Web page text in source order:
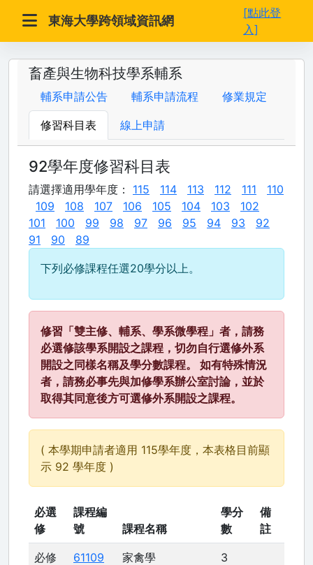
東海大學跨領域資訊網
[點此登
入]
畜產與生物科技學系輔系
輔系申請公告 輔系申請流程 修業規定
修習科目表 線上申請
92學年度修習科目表
請選擇適用學年度： 115 114 113 112 111
110
109
108 107 106 105 104 103
102
101
100 99 98 97 96 95 94 93
92
91
90 89
下列必修課程任選20學分以上。
修習「雙主修、輔系、學系微學程」者，請務
必選修該學系開設之課程，切勿自行選修外系
開設之同樣名稱及學分數課程。 如有特殊情況
者，請務必事先與加修學系辦公室討論，並於
取得其同意後方可選修外系開設之課程。
( 本學期申請者適用 115學年度，本表格目前顯
示 92 學年度 )
必選
修
課程編
號
課程名稱
學分
數
備
註
必修 61109 家禽學 3